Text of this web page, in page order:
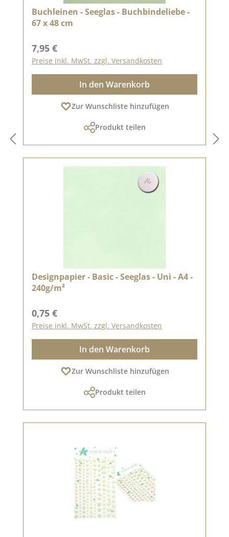
Buchleinen - Seeglas - Buchbindeliebe -
67 x 48 cm
Regulärer Preis:
7,95 €
Preise inkl. MwSt. zzgl. Versandkosten
In den Warenkorb
Zur Wunschliste hinzufügen
Produkt teilen
Designpapier - Basic - Seeglas - Uni - A4 -
240g/m²
Regulärer Preis:
0,75 €
Preise inkl. MwSt. zzgl. Versandkosten
In den Warenkorb
Zur Wunschliste hinzufügen
Produkt teilen